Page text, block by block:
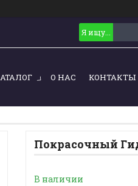
О НАС КОНТАКТЫ
Покрасочный
В наличии